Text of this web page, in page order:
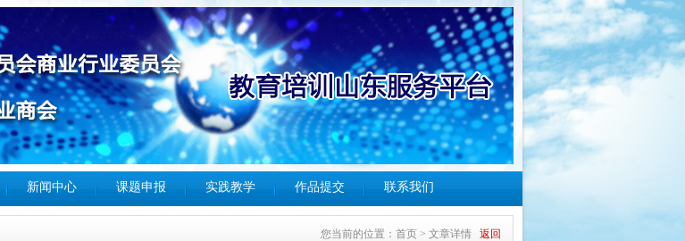
新闻中心 课题申报 实践教学 作品提交 联系我们
您当前的位置： 首页 > 文章详情 返回